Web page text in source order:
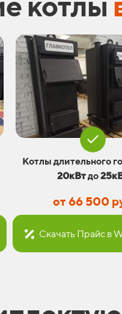
Котлы длительного
20кВтдо
от 66 500
Скачать Прайс в